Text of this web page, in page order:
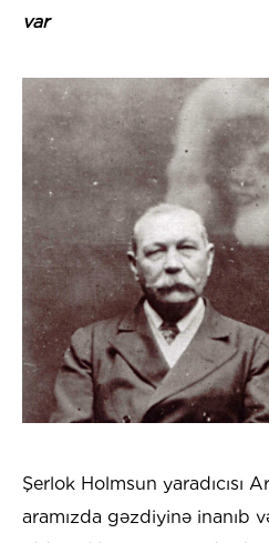
var
Şerlok Holmsun yaradıcısı
aramızda gəzdiyinə inanıb